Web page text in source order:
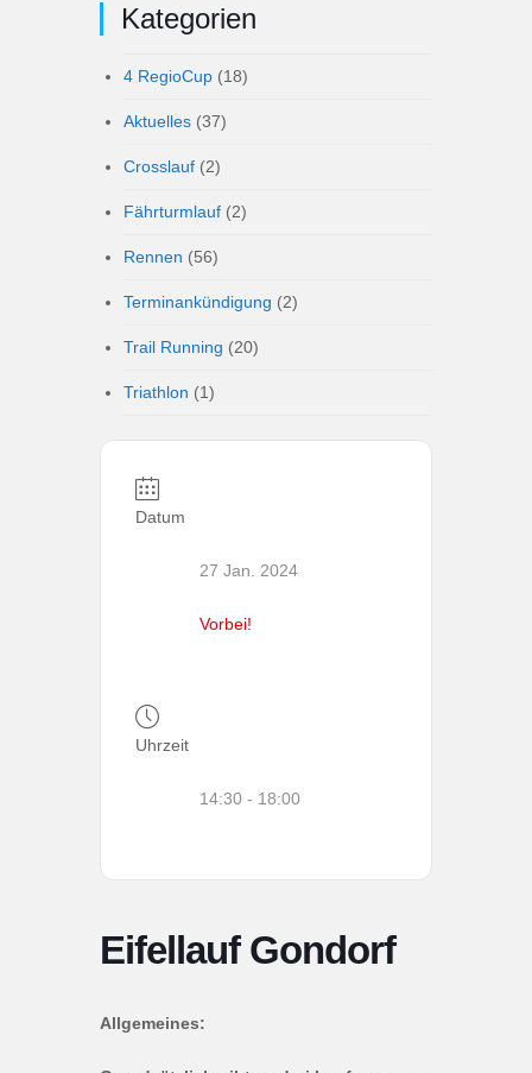
Kategorien
4 RegioCup (18)
Aktuelles (37)
Crosslauf (2)
Fährturmlauf (2)
Rennen (56)
Terminankündigung (2)
Trail Running (20)
Triathlon (1)
Datum
27 Jan. 2024
Vorbei!
Uhrzeit
14:30 - 18:00
Eifellauf Gondorf
Allgemeines: